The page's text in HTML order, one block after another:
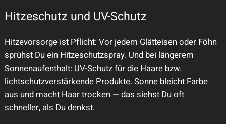
Hitzeschutz und UV-Schutz
Hitzevorsorge ist Pflicht: Vor jedem Glätteisen oder Föhn
sprühst Du ein Hitzeschutzspray. Und bei längerem
Sonnenaufenthalt: UV-Schutz für die Haare bzw.
lichtschutzverstärkende Produkte. Sonne bleicht Farbe
aus und macht Haar trocken — das siehst Du oft
schneller, als Du denkst.